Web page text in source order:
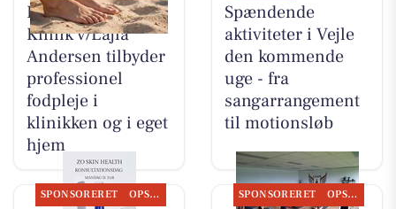
Fodterapeutisk
Klinik v/Lajla
Andersen tilbyder
professionel
fodpleje i
klinikken og i eget
hjem
Spændende
aktiviteter i Vejle
den kommende
uge - fra
sangarrangement
til motionsløb
SPONSORERET OPSLAGSTAVLEN SPONSORERET OPSLAGSTAVLEN